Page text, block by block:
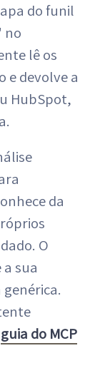
do funil
no
lê os
e devolve a
HubSpot,
da
O
sua
guia do MCP